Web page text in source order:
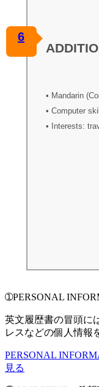
6
• Mandarin
• Computer
• Interests:
➀PERSONAL
英文履歴書の冒頭に
レスなどの個人情報
PERSONAL
見る